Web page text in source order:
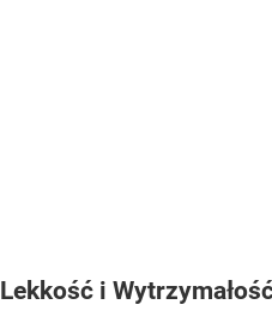
Lekkość i